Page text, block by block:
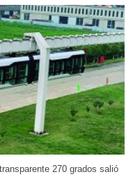
270 grados salió